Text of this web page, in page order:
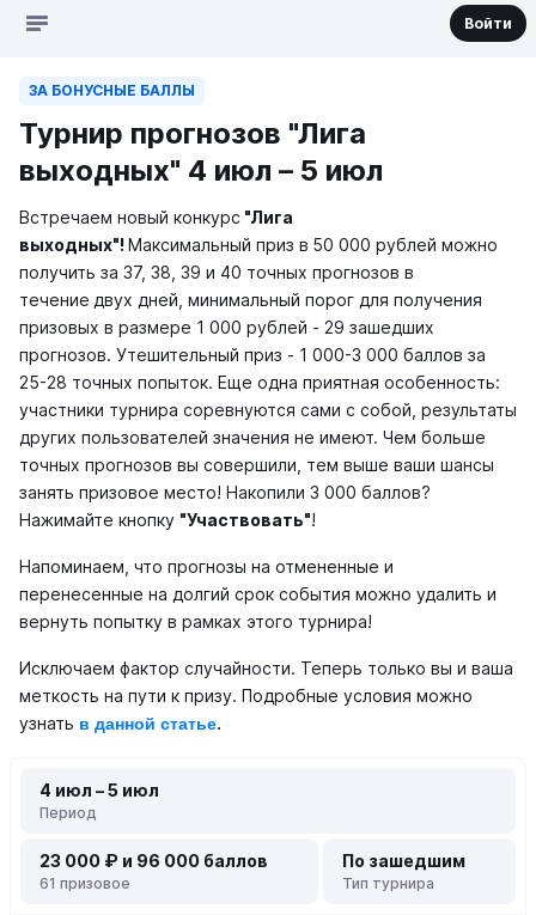
Войти
ЗА БОНУСНЫЕ БАЛЛЫ
Турнир прогнозов "Лига
выходных" 4 июл – 5 июл
Встречаем новый конкурс "Лига
выходных"!Максимальный приз в 50 000 рублей можно
получить за 37, 38, 39 и 40 точных прогнозов в
течение двух дней, минимальный порог для получения
призовых в размере 1 000 рублей - 29 зашедших
прогнозов. Утешительный приз - 1 000-3 000 баллов за
25-28 точных попыток. Еще одна приятная особенность:
участники турнира соревнуются сами с собой, результаты
других пользователей значения не имеют. Чем больше
точных прогнозов вы совершили, тем выше ваши шансы
занять призовое место! Накопили 3 000 баллов?
Нажимайте кнопку "Участвовать"!
Напоминаем, что прогнозы на отмененные и
перенесенные на долгий срок события можно удалить и
вернуть попытку в рамках этого турнира!
Исключаем фактор случайности. Теперь только вы и ваша
меткость на пути к призу. Подробные условия можно
узнать в данной статье.
4 июл – 5 июл
Период
23 000 ₽ и 96 000 баллов
61 призовое
По зашедшим
Тип турнира